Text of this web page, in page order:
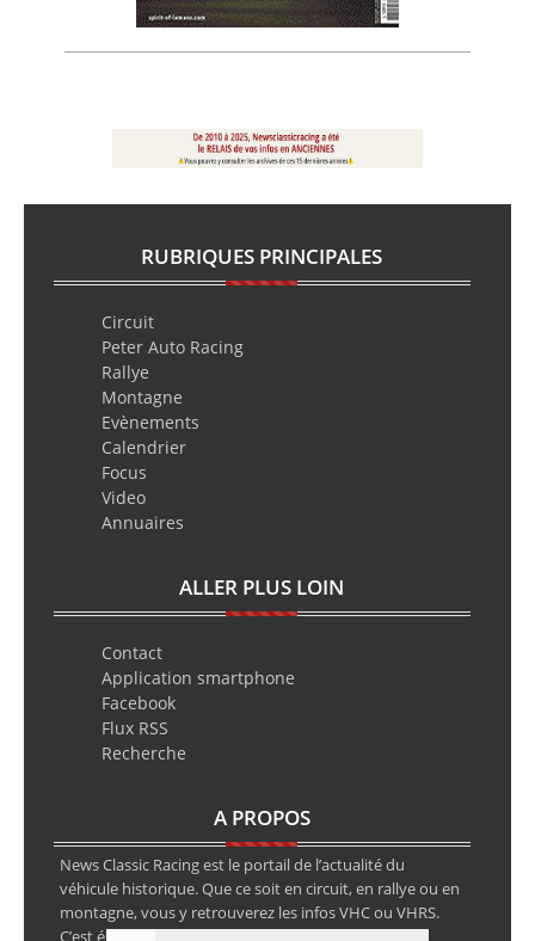
RUBRIQUES PRINCIPALES
Circuit
Peter Auto Racing
Rallye
Montagne
Evènements
Calendrier
Focus
Video
Annuaires
ALLER PLUS LOIN
Contact
Application smartphone
Facebook
Flux RSS
Recherche
A PROPOS
News Classic Racing est le portail de l’actualité du
véhicule historique. Que ce soit en circuit, en rallye ou en
montagne, vous y retrouverez les infos VHC ou VHRS.
C’est également le calendrier des épreuves ainsi que